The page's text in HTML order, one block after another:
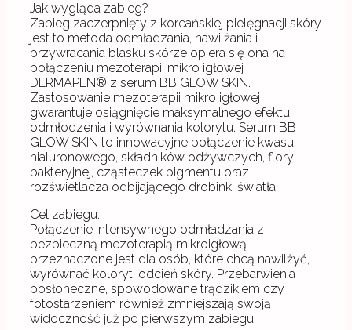
Jak wygląda zabieg?
Zabieg zaczerpnięty z koreańskiej pielęgnacji skóry
jest to metoda odmładzania, nawilżania i
przywracania blasku skórze opiera się ona na
połączeniu mezoterapii mikro igłowej
DERMAPEN® z serum BB GLOW SKIN.
Zastosowanie mezoterapii mikro igłowej
gwarantuje osiągnięcie maksymalnego efektu
odmłodzenia i wyrównania kolorytu. Serum BB
GLOW SKIN to innowacyjne połączenie kwasu
hialuronowego, składników odżywczych, flory
bakteryjnej, cząsteczek pigmentu oraz
rozświetlacza odbijającego drobinki światła.
Cel zabiegu:
Połączenie intensywnego odmładzania z
bezpieczną mezoterapią mikroigłową
przeznaczone jest dla osób, które chcą nawilżyć,
wyrównać koloryt, odcień skóry. Przebarwienia
posłoneczne, spowodowane trądzikiem czy
fotostarzeniem również zmniejszają swoją
widoczność już po pierwszym zabiegu.